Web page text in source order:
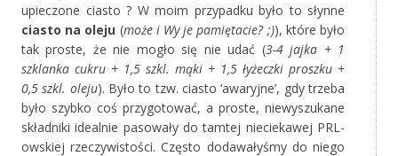
upieczone ciasto ? W moim przypadku było to słynne
ciasto na oleju (może i Wy je pamiętacie? ;)), które było
tak proste, że nie mogło się nie udać (3-4 jajka + 1
szklanka cukru + 1,5 szkl. mąki + 1,5 łyżeczki proszku +
0,5 szkl. oleju). Było to tzw. ciasto ‘awaryjne’, gdy trzeba
było szybko coś przygotować, a proste, niewyszukane
składniki idealnie pasowały do tamtej nieciekawej PRL-
owskiej rzeczywistości. Często dodawałyśmy do niego